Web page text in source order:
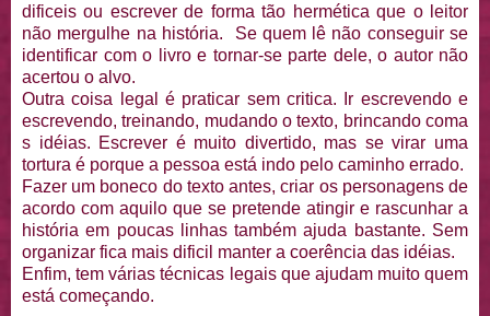
dificeis ou escrever de forma tão hermética que o leitor
não mergulhe na história. Se quem lê não conseguir se
identificar com o livro e tornar-se parte dele, o autor não
acertou o alvo.
Outra coisa legal é praticar sem critica. Ir escrevendo e
escrevendo, treinando, mudando o texto, brincando coma
s idéias. Escrever é muito divertido, mas se virar uma
tortura é porque a pessoa está indo pelo caminho errado.
Fazer um boneco do texto antes, criar os personagens de
acordo com aquilo que se pretende atingir e rascunhar a
história em poucas linhas também ajuda bastante. Sem
organizar fica mais dificil manter a coerência das idéias.
Enfim, tem várias técnicas legais que ajudam muito quem
está começando.